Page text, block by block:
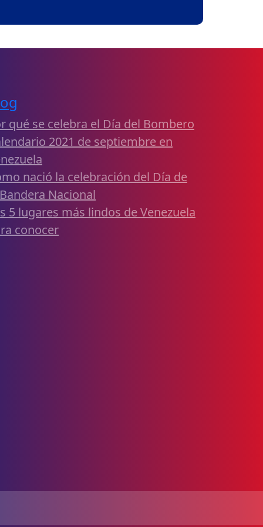
qué se celebra el Día del Bombero
2021 de septiembre en
nació la celebración del Día de
Nacional
5 lugares más lindos de Venezuela
conocer